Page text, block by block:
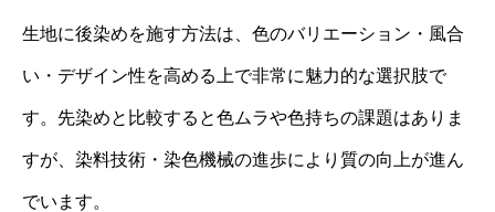
生地に後染めを施す方法は、色のバリエーション・風合
い・デザイン性を高める上で非常に魅力的な選択肢で
す。先染めと比較すると色ムラや色持ちの課題はありま
すが、染料技術・染色機械の進歩により質の向上が進ん
でいます。